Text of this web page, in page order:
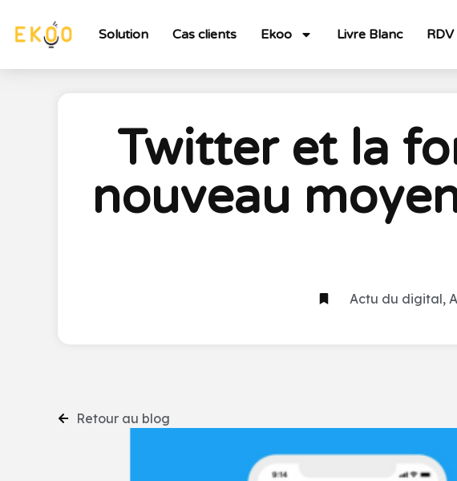
Solution Cas clients Ekoo Livre Blanc
Twitter et la
nouveau
Actu du digital,
Retour au blog